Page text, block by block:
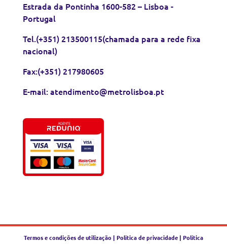
Estrada da Pontinha 1600-582 – Lisboa -
Portugal
Tel.(+351) 213500115(chamada para a rede fixa
nacional)
Fax:(+351) 217980605
E-mail: atendimento@metrolisboa.pt
Termos e condições de utilização | Política de privacidade| Política